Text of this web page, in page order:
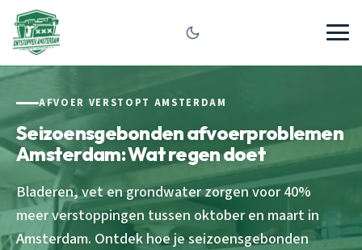
AFVOER VERSTOPT AMSTERDAM
Seizoensgebonden afvoerproblemen
Amsterdam: Wat regen doet
Bladeren, vet en grondwater zorgen voor 40%
meer verstoppingen tussen oktober en maart in
Amsterdam. Ontdek hoe je seizoensgebonden